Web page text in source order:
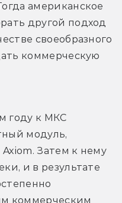
американское
другой подход
своеобразного
коммерческую
году к МКС
модуль,
Затем к нему
и в результате
коммерческим